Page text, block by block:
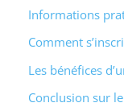
Informations
Comment
Les bénéfices
Conclusion sur